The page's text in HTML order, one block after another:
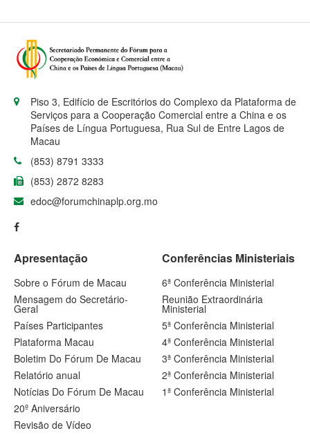
Piso 3, Edifício de Escritórios do Complexo da Plataforma de
Serviços para a Cooperação Comercial entre a China e os
Países de Língua Portuguesa, Rua Sul de Entre Lagos de
Macau
(853) 8791 3333
(853) 2872 8283
edoc@forumchinaplp.org.mo
Apresentação
Sobre o Fórum de Macau
Mensagem do Secretário-
Geral
Países Participantes
Plataforma Macau
Boletim Do Fórum De Macau
Relatório anual
Notícias Do Fórum De Macau
20º Aniversário
Revisão de Vídeo
Conferências Ministeriais
6ª Conferência Ministerial
Reunião Extraordinária
Ministerial
5ª Conferência Ministerial
4ª Conferência Ministerial
3ª Conferência Ministerial
2ª Conferência Ministerial
1ª Conferência Ministerial